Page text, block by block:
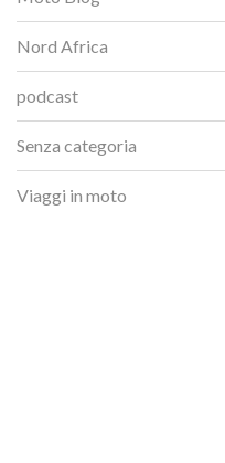
Nord Africa
podcast
Senza categoria
Viaggi in moto